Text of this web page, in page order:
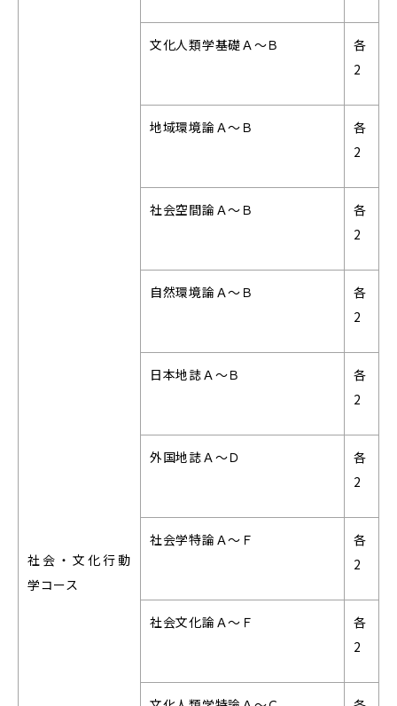
社会・文化行動
学コース
文化人類学基礎Ａ～Ｂ
各
2
地域環境論Ａ～Ｂ
各
2
社会空間論Ａ～Ｂ
各
2
自然環境論Ａ～Ｂ
各
2
日本地誌Ａ～Ｂ
各
2
外国地誌Ａ～Ｄ
各
2
社会学特論Ａ～Ｆ
各
2
社会文化論Ａ～Ｆ
各
2